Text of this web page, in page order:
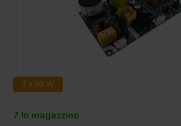
2 x 50 W
7 In magazzino